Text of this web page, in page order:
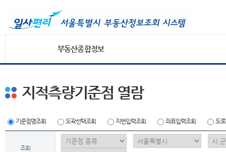
부동산종합정보
지적측량기준점 열람
기준점명조회 도곽선택조회 지번입력조회 좌표입력조회 도
조회